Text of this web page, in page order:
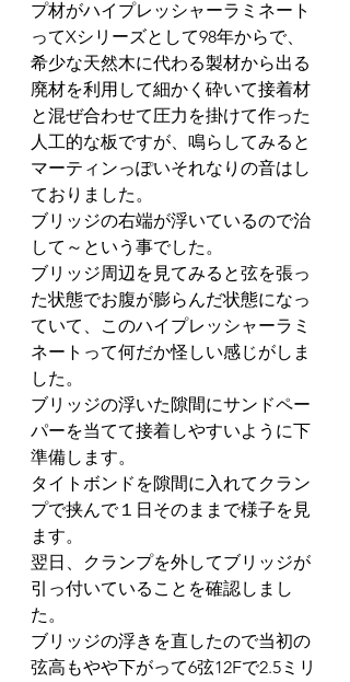
プ材がハイプレッシャーラミネート
ってXシリーズとして98年からで、
希少な天然木に代わる製材から出る
廃材を利用して細かく砕いて接着材
と混ぜ合わせて圧力を掛けて作った
人工的な板ですが、鳴らしてみると
マーティンっぽいそれなりの音はし
ておりました。
ブリッジの右端が浮いているので治
して～という事でした。
ブリッジ周辺を見てみると弦を張っ
た状態でお腹が膨らんだ状態になっ
ていて、このハイプレッシャーラミ
ネートって何だか怪しい感じがしま
した。
ブリッジの浮いた隙間にサンドペー
パーを当てて接着しやすいように下
準備します。
タイトボンドを隙間に入れてクラン
プで挟んで１日そのままで様子を見
ます。
翌日、クランプを外してブリッジが
引っ付いていることを確認しまし
た。
ブリッジの浮きを直したので当初の
弦高もやや下がって6弦12Fで2.5ミリ